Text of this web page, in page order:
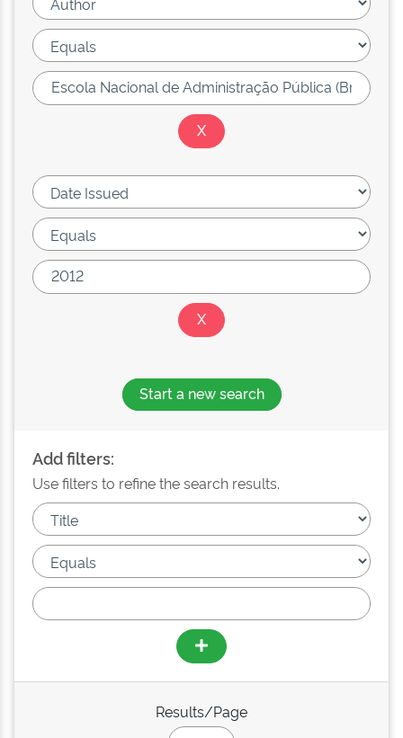
Start a new search
Add filters:
Use filters to refine the search results.
Results/Page